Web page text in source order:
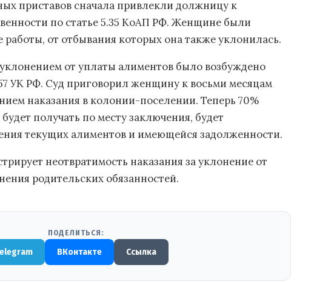
приставов сначала привлекли должницу к
по статье 5.35 КоАП РФ. Женщине были
от отбывания которых она также уклонилась.
от уплаты алиментов было возбуждено
УК РФ. Суд приговорил женщину к восьми месяцам
наказания в колонии-поселении. Теперь 70%
получать по месту заключения, будет
текущих алиментов и имеющейся задолженности.
неотвратимость наказания за уклонение от
родительских обязанностей.
ПОДЕЛИТЬСЯ:
ВКонтакте Ссылка